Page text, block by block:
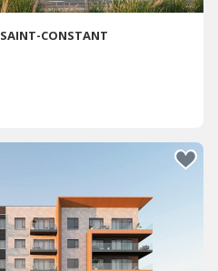
SAINT-CONSTANT